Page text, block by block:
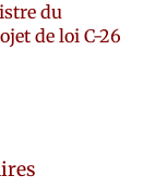
du
de loi C-26